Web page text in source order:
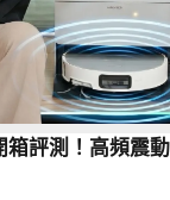
評測！高頻震